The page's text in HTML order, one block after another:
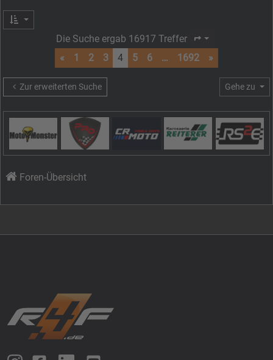
Die Suche ergab 16917 Treffer Seite
« 1 2 3 4 5 6 … 1692 »
Zur erweiterten Suche Gehe zu
Foren-Übersicht